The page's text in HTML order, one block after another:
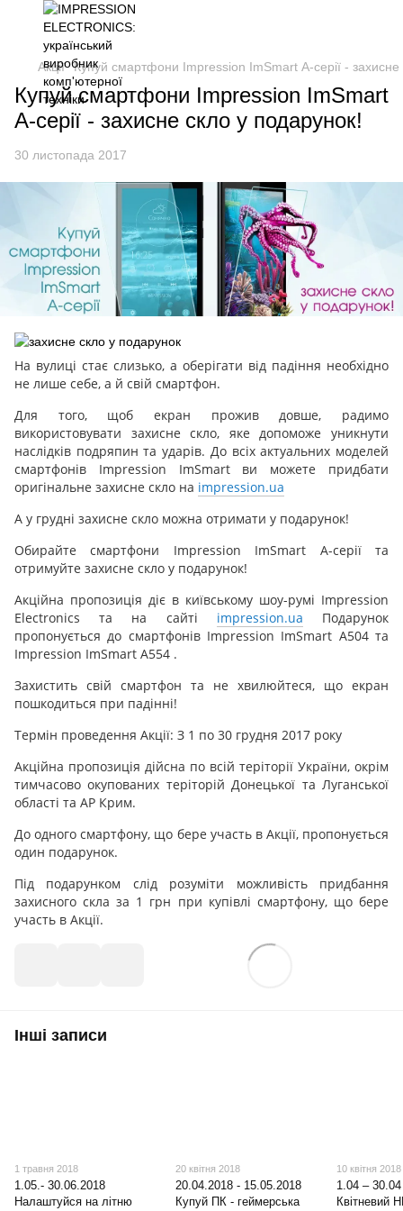
Акції Купуй смартфони Impression ImSmart А-серії - захисне
Купуй смартфони Impression ImSmart
А-серії - захисне скло у подарунок!
30 листопада 2017
На вулиці стає слизько, а оберігати від падіння необхідно
не лише себе, а й свій смартфон.
Для того, щоб екран прожив довше, радимо
використовувати захисне скло, яке допоможе уникнути
наслідків подряпин та ударів. До всіх актуальних моделей
смартфонів Impression ImSmart ви можете придбати
оригінальне захисне скло на impression.ua
А у грудні захисне скло можна отримати у подарунок!
Обирайте смартфони Impression ImSmart А-серії та
отримуйте захисне скло у подарунок!
Акційна пропозиція діє в київському шоу-румі Impression
Electronics та на сайті impression.ua Подарунок
пропонується до смартфонів Impression ImSmart A504 та
Impression ImSmart A554 .
Захистить свій смартфон та не хвилюйтеся, що екран
пошкодиться при падінні!
Термін проведення Акції: З 1 по 30 грудня 2017 року
Акційна пропозиція дійсна по всій теріторії України, окрім
тимчасово окупованих теріторій Донецької та Луганської
області та АР Крим.
До одного смартфону, що бере участь в Акції, пропонується
один подарунок.
Під подарунком слід розуміти можливість придбання
захисного скла за 1 грн при купівлі смартфону, що бере
участь в Акції.
Інші записи
1 травня 2018
1.05.- 30.06.2018
Налаштуйся на літню
20 квітня 2018
20.04.2018 - 15.05.2018
Купуй ПК - геймерська
10 квітня 2018
1.04 –
Квітневий